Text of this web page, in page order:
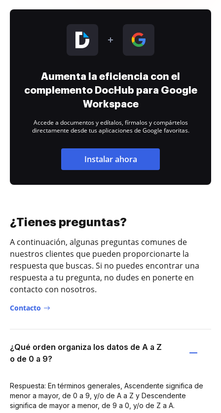
Aumenta la eficiencia con el
complemento DocHub para Google
Workspace
Accede a documentos y edítalos, fírmalos y compártelos
directamente desde tus aplicaciones de Google favoritas.
Instalar ahora
¿Tienes preguntas?
A continuación, algunas preguntas comunes de
nuestros clientes que pueden proporcionarte la
respuesta que buscas. Si no puedes encontrar una
respuesta a tu pregunta, no dudes en ponerte en
contacto con nosotros.
Contacto
¿Qué orden organiza los datos de A a Z
o de 0 a 9?
Respuesta: En términos generales, Ascendente significa de
menor a mayor, de 0 a 9, y/o de A a Z y Descendente
significa de mayor a menor, de 9 a 0, y/o de Z a A.